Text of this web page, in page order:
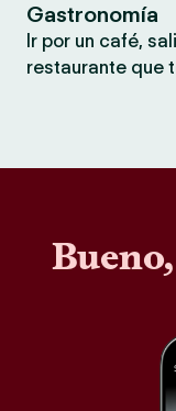
Gastronomía
Ir por un café,
restaurante que